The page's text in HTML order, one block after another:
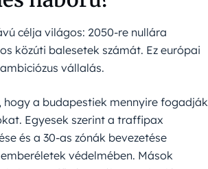
célja világos: 2050-re nullára
közúti balesetek számát. Ez európai
vállalás.
hogy a budapestiek mennyire fogadják
Egyesek szerint a traffipax
és a 30-as zónák bevezetése
védelmében. Mások